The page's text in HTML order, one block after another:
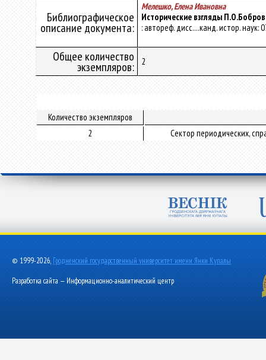
Библиографическое
описание документа:
Мелешко, Елена Ивановна
Исторические взгляды
: автореф. дисс....канд. истор. наук:
Общее количество
экземпляров: 2
Количество экземпляров
2
Сектор периодических,
© 1999-2026, Гродненский государственный университет имени Янки Купалы
Разработка сайта — Информационно-аналитический центр